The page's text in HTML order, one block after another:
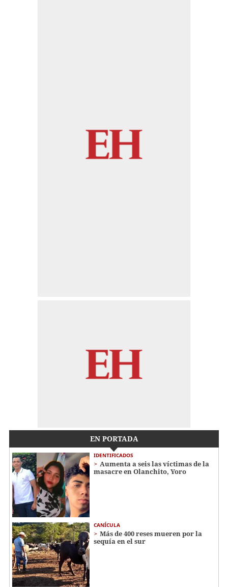
EN PORTADA
IDENTIFICADOS
Aumenta a seis las víctimas de la
masacre en Olanchito, Yoro
CANÍCULA
Más de 400 reses mueren por la
sequía en el sur